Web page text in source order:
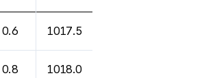
0.6 1017.5
0.8 1018.0